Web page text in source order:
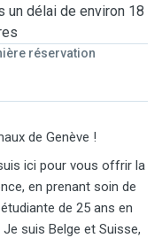
un délai de environ 18
réservation
de Genève !
ici pour vous offrir la
en prenant soin de
de 25 ans en
suis Belge et Suisse,